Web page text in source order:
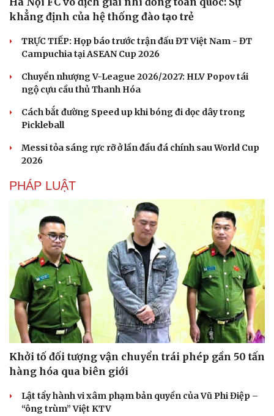
khẳng định của hệ thống đào tạo trẻ
TRỰC TIẾP: Họp báo trước trận đấu ĐT Việt Nam - ĐT
Campuchia tại ASEAN Cup 2026
Chuyển nhượng V-League 2026/2027: HLV Popov tái
ngộ cựu cầu thủ Thanh Hóa
Cách bắt đường Speed up khi bóng đi dọc dây trong
Pickleball
Messi tỏa sáng rực rỡ ở lần đầu đá chính sau World Cup
2026
PHÁP LUẬT
Khởi tố đối tượng vận chuyển trái phép gần 50 tấn
hàng hóa qua biên giới
Lật tẩy hành vi xâm phạm bản quyền của Vũ Phi Điệp –
“ông trùm” Việt KTV